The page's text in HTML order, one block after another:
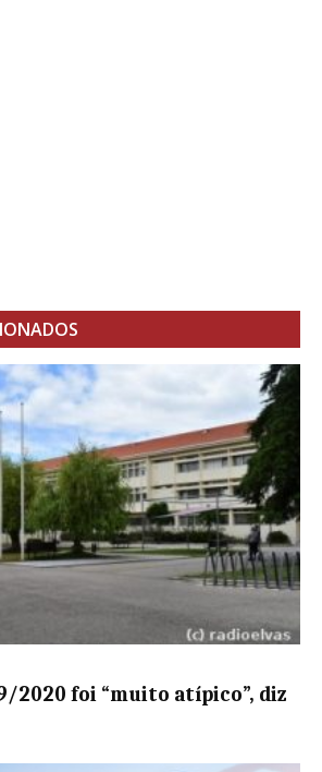
2020 foi “muito atípico”, diz